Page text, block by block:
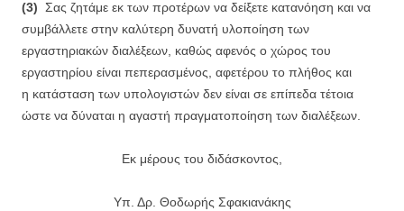
(3) Σας ζητάμε εκ των προτέρων να δείξετε κατανόηση και να
συμβάλλετε στην καλύτερη δυνατή υλοποίηση των
εργαστηριακών διαλέξεων, καθώς αφενός ο χώρος του
εργαστηρίου είναι πεπερασμένος, αφετέρου το πλήθος και
η κατάσταση των υπολογιστών δεν είναι σε επίπεδα τέτοια
ώστε να δύναται η αγαστή πραγματοποίηση των διαλέξεων.
Εκ μέρους του διδάσκοντος,
Υπ. Δρ. Θοδωρής Σφακιανάκης